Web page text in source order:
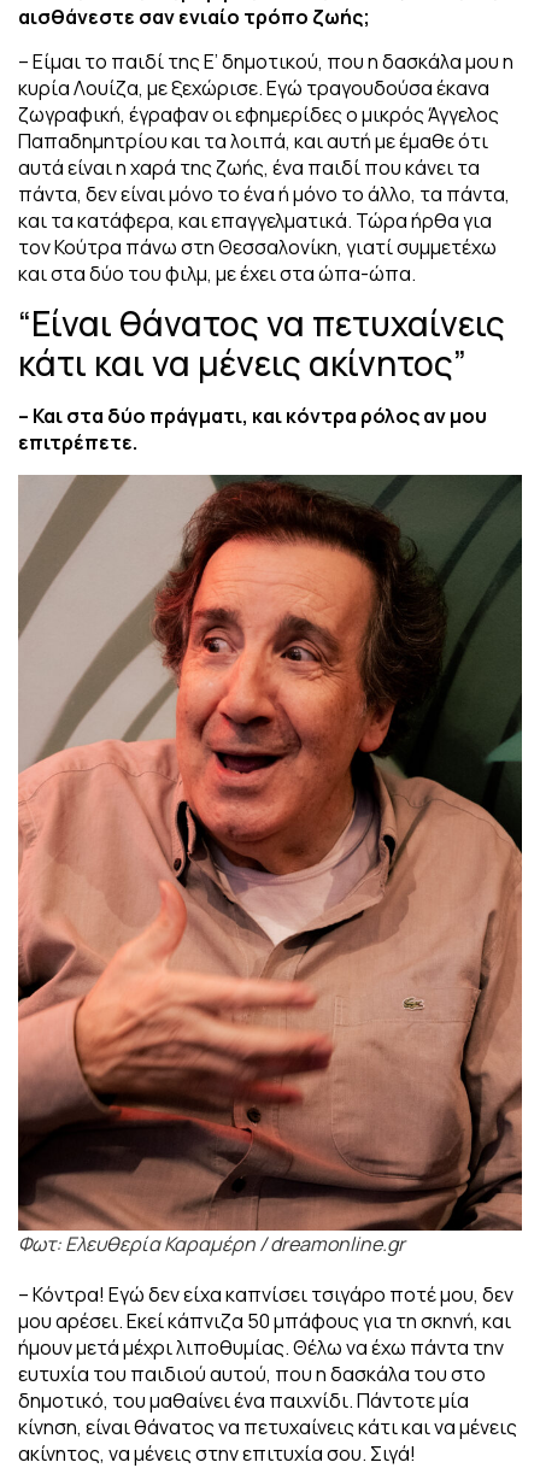
αισθάνεστε σαν ενιαίο τρόπο ζωής;
– Είμαι το παιδί της Ε’ δημοτικού, που η δασκάλα μου η
κυρία Λουίζα, με ξεχώρισε. Εγώ τραγουδούσα έκανα
ζωγραφική, έγραφαν οι εφημερίδες ο μικρός Άγγελος
Παπαδημητρίου και τα λοιπά, και αυτή με έμαθε ότι
αυτά είναι η χαρά της ζωής, ένα παιδί που κάνει τα
πάντα, δεν είναι μόνο το ένα ή μόνο το άλλο, τα πάντα,
και τα κατάφερα, και επαγγελματικά. Τώρα ήρθα για
τον Κούτρα πάνω στη Θεσσαλονίκη, γιατί συμμετέχω
και στα δύο του φιλμ, με έχει στα ώπα-ώπα.
“Είναι θάνατος να πετυχαίνεις
κάτι και να μένεις ακίνητος”
– Και στα δύο πράγματι, και κόντρα ρόλος αν μου
επιτρέπετε.
Φωτ: Ελευθερία Καραμέρη / dreamonline.gr
– Κόντρα! Εγώ δεν είχα καπνίσει τσιγάρο ποτέ μου, δεν
μου αρέσει. Εκεί κάπνιζα 50 μπάφους για τη σκηνή, και
ήμουν μετά μέχρι λιποθυμίας. Θέλω να έχω πάντα την
ευτυχία του παιδιού αυτού, που η δασκάλα του στο
δημοτικό, του μαθαίνει ένα παιχνίδι. Πάντοτε μία
κίνηση, είναι θάνατος να πετυχαίνεις κάτι και να μένεις
ακίνητος, να μένεις στην επιτυχία σου. Σιγά!